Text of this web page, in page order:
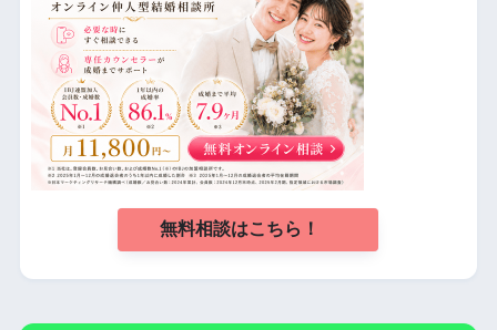
無料相談はこちら！